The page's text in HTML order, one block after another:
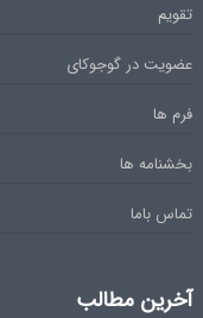
تقویم
عضویت در گوجوکای
فرم ها
بخشنامه ها
تماس باما
آخرین مطالب